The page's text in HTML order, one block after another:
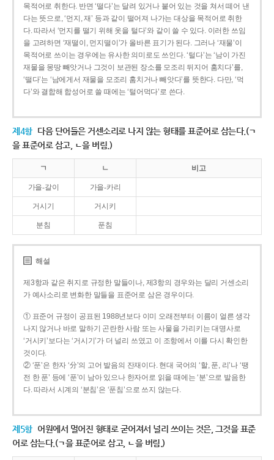
목적어로 취한다. 반면 ‘떨다’는 달려 있거나 붙어 있는 것을 쳐서 떼어 낸
다는 뜻으로, ‘먼지, 재’ 등과 같이 떨어져 나가는 대상을 목적어로 취한
다. 따라서 ‘먼지를 떨기 위해 옷을 털다’와 같이 쓸 수 있다. 이러한 쓰임
을 고려하면 ‘재떨이, 먼지떨이’가 올바른 표기가 된다. 그러나 ‘재물’이
목적어로 쓰이는 경우에는 유사한 의미로도 쓰인다. ‘털다’는 ‘남이 가진
재물을 몽땅 빼앗거나 그것이 보관된 장소를 모조리 뒤지어 훔치다’를,
‘떨다’는 ‘남에게서 재물을 모조리 훔치거나 빼앗다’를 뜻한다. 다만, ‘먹
다’와 결합해 합성어로 쓸 때에는 ‘털어먹다’로 쓴다.
제4항 다음 단어들은 거센소리로 나지 않는 형태를 표준어로 삼는다.(ㄱ
을 표준어로 삼고, ㄴ을 버림.)
ㄱ ㄴ 비고
가을-갈이 가을-카리
거시기 거시키
분침 푼침
해설
제3항과 같은 취지로 규정한 말들이나, 제3항의 경우와는 달리 거센소리
가 예사소리로 변화한 말들을 표준어로 삼은 경우이다.
① 표준어 규정이 공표된 1988년보다 이미 오래전부터 이름이 얼른 생각
나지 않거나 바로 말하기 곤란한 사람 또는 사물을 가리키는 대명사로
‘거시키’보다는 ‘거시기’가 더 널리 쓰였고 이 조항에서 이를 다시 확인한
것이다.
② ‘푼’은 한자 ‘分’의 고어 발음의 잔재이다. 현대 국어의 ‘할, 푼, 리’나 ‘땡
전 한 푼’ 등에 ‘푼’이 남아 있으나 한자어로 읽을 때에는 ‘분’으로 발음한
다. 따라서 시계의 ‘분침’은 ‘푼침’으로 쓰지 않는다.
제5항 어원에서 멀어진 형태로 굳어져서 널리 쓰이는 것은, 그것을 표준
어로 삼는다.(ㄱ을 표준어로 삼고, ㄴ을 버림.)